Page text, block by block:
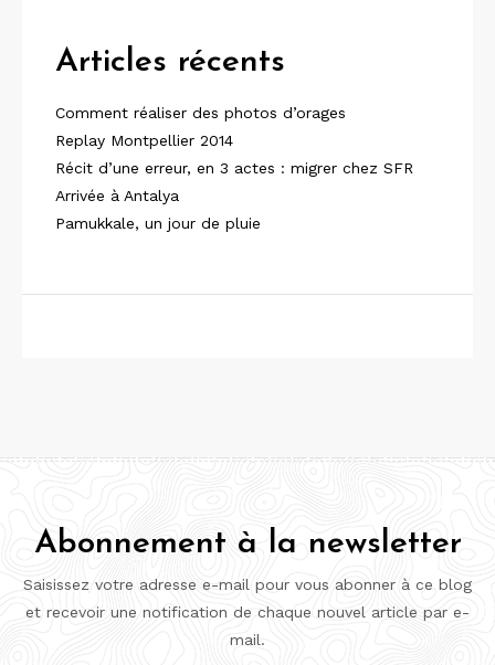
Articles récents
Comment réaliser des photos d’orages
Replay Montpellier 2014
Récit d’une erreur, en 3 actes : migrer chez SFR
Arrivée à Antalya
Pamukkale, un jour de pluie
Abonnement à la newsletter
Saisissez votre adresse e-mail pour vous abonner à ce blog
et recevoir une notification de chaque nouvel article par e-
mail.